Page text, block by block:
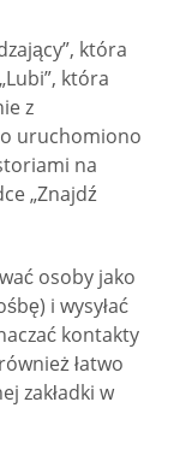
która
która
z
uruchomiono
na
„Znajdź
osoby jako
i wysyłać
kontakty
łatwo
zakładki w